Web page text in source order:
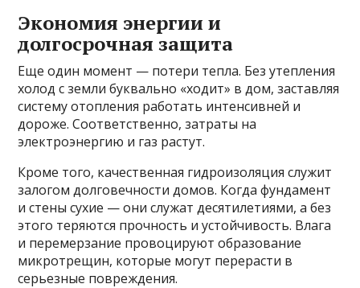
Экономия энергии и
долгосрочная защита
Еще один момент — потери тепла. Без утепления
холод с земли буквально «ходит» в дом, заставляя
систему отопления работать интенсивней и
дороже. Соответственно, затраты на
электроэнергию и газ растут.
Кроме того, качественная гидроизоляция служит
залогом долговечности домов. Когда фундамент
и стены сухие — они служат десятилетиями, а без
этого теряются прочность и устойчивость. Влага
и перемерзание провоцируют образование
микротрещин, которые могут перерасти в
серьезные повреждения.